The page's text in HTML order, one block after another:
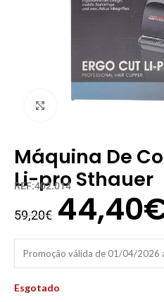
Máquina De
Li-pro Sthauer
REF:402.014
59,20€ 44,40
Promoção válida de 01/04/
Esgotado